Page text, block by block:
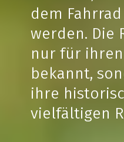
dem
werden. Die
nur für
bekannt,
ihre
vielfältigen